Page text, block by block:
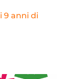
9 anni di